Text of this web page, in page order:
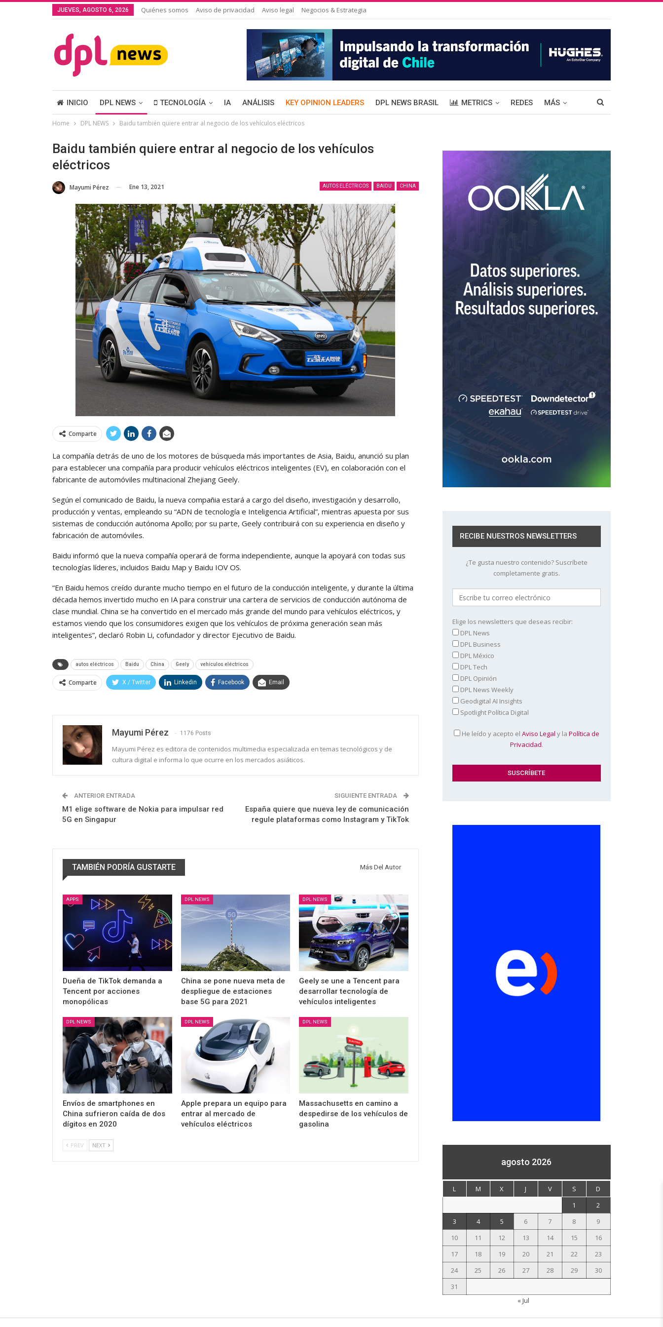
JUEVES, AGOSTO 6, 2026 Quiénes somos Aviso de privacidad Aviso legal Negocios & Estrategia
INICIO DPL NEWS TECNOLOGÍA IA ANÁLISIS KEY OPINION LEADERS DPL NEWS BRASIL METRICS REDES MÁS
Home DPL NEWS Baidu también quiere entrar al negocio de los vehículos eléctricos
Baidu también quiere entrar al negocio de los vehículos
eléctricos
AUTOS ELÉCTRICOS BAIDU CHINA
Mayumi Pérez Ene 13, 2021
Comparte
La compañía detrás de uno de los motores de búsqueda más importantes de Asia, Baidu, anunció su plan
para establecer una compañía para producir vehículos eléctricos inteligentes (EV), en colaboración con el
fabricante de automóviles multinacional Zhejiang Geely.
Según el comunicado de Baidu, la nueva compañia estará a cargo del diseño, investigación y desarrollo,
producción y ventas, empleando su “ADN de tecnología e Inteligencia Artificial”, mientras apuesta por sus
sistemas de conducción autónoma Apollo; por su parte, Geely contribuirá con su experiencia en diseño y
fabricación de automóviles.
Baidu informó que la nueva compañía operará de forma independiente, aunque la apoyará con todas sus
tecnologías líderes, incluidos Baidu Map y Baidu IOV OS.
“En Baidu hemos creído durante mucho tiempo en el futuro de la conducción inteligente, y durante la última
década hemos invertido mucho en IA para construir una cartera de servicios de conducción autónoma de
clase mundial. China se ha convertido en el mercado más grande del mundo para vehículos eléctricos, y
estamos viendo que los consumidores exigen que los vehículos de próxima generación sean más
inteligentes”, declaró Robin Li, cofundador y director Ejecutivo de Baidu.
autos eléctricos Baidu China Geely vehículos eléctricos
Comparte X / Twitter Linkedin Facebook Email
Mayumi Pérez 1176 Posts
Mayumi Pérez es editora de contenidos multimedia especializada en temas tecnológicos y de
cultura digital e informa lo que ocurre en los mercados asiáticos.
ANTERIOR ENTRADA
M1 elige software de Nokia para impulsar red
5G en Singapur
SIGUIENTE ENTRADA
España quiere que nueva ley de comunicación
regule plataformas como Instagram y TikTok
TAMBIÉN PODRÍA GUSTARTE Más Del Autor
APPS
Dueña de TikTok demanda a
Tencent por acciones
monopólicas
DPL NEWS
China se pone nueva meta de
despliegue de estaciones
base 5G para 2021
DPL NEWS
Geely se une a Tencent para
desarrollar tecnología de
vehículos inteligentes
DPL NEWS
Envíos de smartphones en
China sufrieron caída de dos
dígitos en 2020
DPL NEWS
Apple prepara un equipo para
entrar al mercado de
vehículos eléctricos
DPL NEWS
Massachusetts en camino a
despedirse de los vehículos de
gasolina
PREV NEXT
RECIBE NUESTROS NEWSLETTERS
¿Te gusta nuestro contenido? Suscríbete
completamente gratis.
Elige los newsletters que deseas recibir:
DPL News
DPL Business
DPL México
DPL Tech
DPL Opinión
DPL News Weekly
Geodigital AI Insights
Spotlight Política Digital
He leído y acepto el Aviso Legal y la Política de
Privacidad.
agosto 2026
L M X J V S
D
1
2
3
4 5 6 7 8
9
10
11 12 13 14 15
16
17
18 19 20 21 22
23
24
25 26 27 28 29
30
31
« Jul